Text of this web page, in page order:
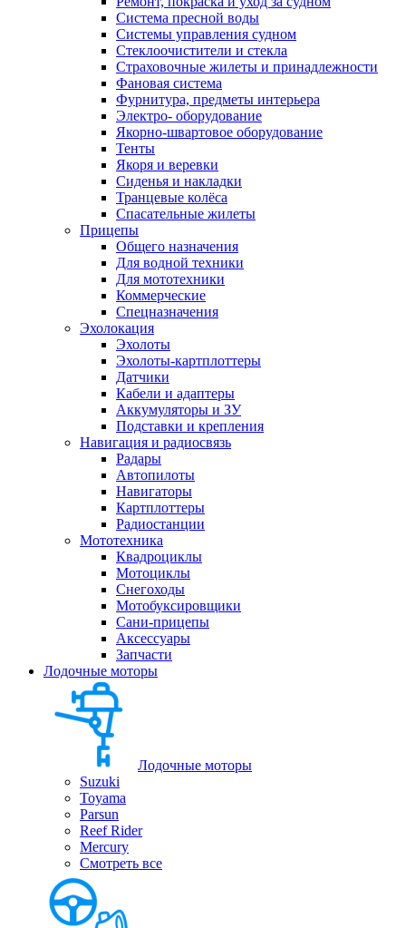
Система пресной воды
Системы управления судном
Стеклоочистители и стекла
Страховочные жилеты и принадлежности
Фановая система
Фурнитура, предметы интерьера
Электро- оборудование
Якорно-швартовое оборудование
Тенты
Якоря и веревки
Сиденья и накладки
Транцевые колёса
Спасательные жилеты
Прицепы
Общего назначения
Для водной техники
Для мототехники
Коммерческие
Спецназначения
Эхолокация
Эхолоты
Эхолоты-картплоттеры
Датчики
Кабели и адаптеры
Аккумуляторы и ЗУ
Подставки и крепления
Навигация и радиосвязь
Радары
Автопилоты
Навигаторы
Картплоттеры
Радиостанции
Мототехника
Квадроциклы
Мотоциклы
Снегоходы
Мотобуксировщики
Сани-прицепы
Аксессуары
Запчасти
Лодочные моторы
Лодочные моторы
Suzuki
Toyama
Parsun
Reef Rider
Mercury
Смотреть все